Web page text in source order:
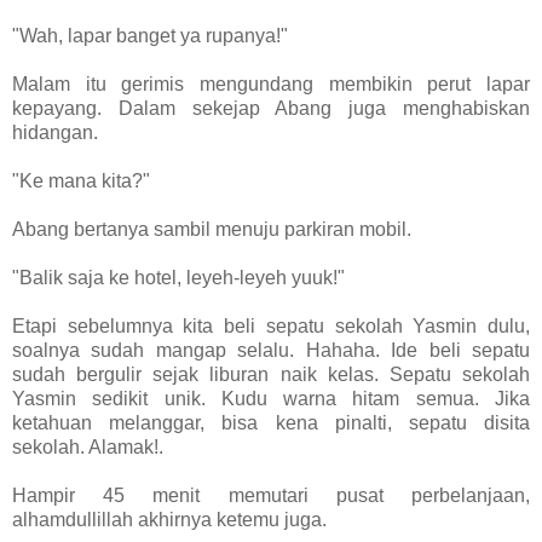
"Wah, lapar banget ya rupanya!"
Malam itu gerimis mengundang membikin perut lapar
kepayang. Dalam sekejap Abang juga menghabiskan
hidangan.
"Ke mana kita?"
Abang bertanya sambil menuju parkiran mobil.
"Balik saja ke hotel, leyeh-leyeh yuuk!"
Etapi sebelumnya kita beli sepatu sekolah Yasmin dulu,
soalnya sudah mangap selalu. Hahaha. Ide beli sepatu
sudah bergulir sejak liburan naik kelas. Sepatu sekolah
Yasmin sedikit unik. Kudu warna hitam semua. Jika
ketahuan melanggar, bisa kena pinalti, sepatu disita
sekolah. Alamak!.
Hampir 45 menit memutari pusat perbelanjaan,
alhamdullillah akhirnya ketemu juga.